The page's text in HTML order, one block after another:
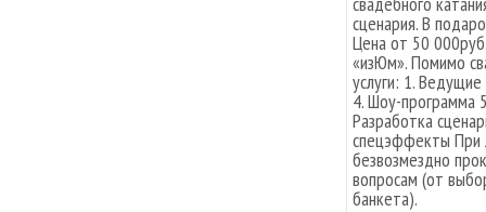
сценария. В
Цена от 50
«изЮм». Помимо
услуги: 1.
4. Шоу-программа
Разработка
спецэффекты
безвозмездно
вопросам (от
банкета).